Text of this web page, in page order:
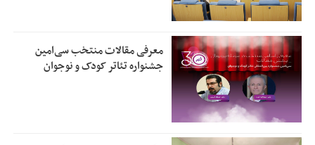
معرفی مقالات منتخب سی‌امین
جشنواره تئاتر کودک و نوجوان